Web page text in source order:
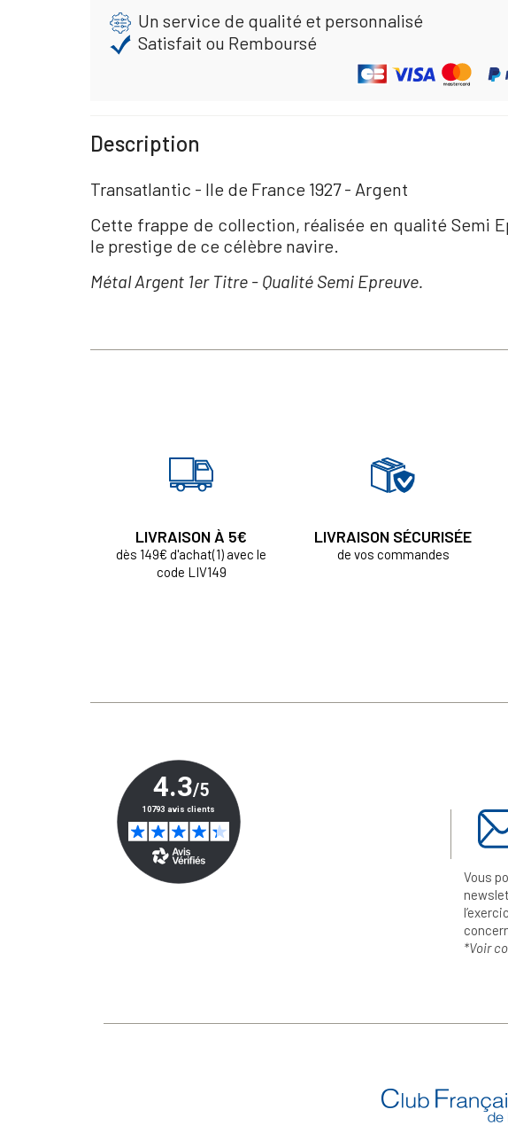
Un service de qualité et personnalisé
Satisfait ou Remboursé
Description
Transatlantic - Ile de France 1927 - Argent
Cette frappe de collection, réalisée en qualité Semi
le prestige de ce célèbre navire.
Métal Argent 1er Titre - Qualité Semi Epreuve.
LIVRAISON À 5€
dès 149€ d'achat(1) avec le
code LIV149
LIVRAISON SÉCURISÉE
de vos commandes
Vous
*Voir